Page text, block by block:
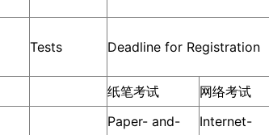
Tests Deadline for Registration
纸笔考试
网络考试
Paper- and-
Internet-